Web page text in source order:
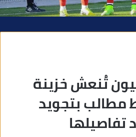
500 مليون تُنعش خزينة
بتجويد
تفاصيلها